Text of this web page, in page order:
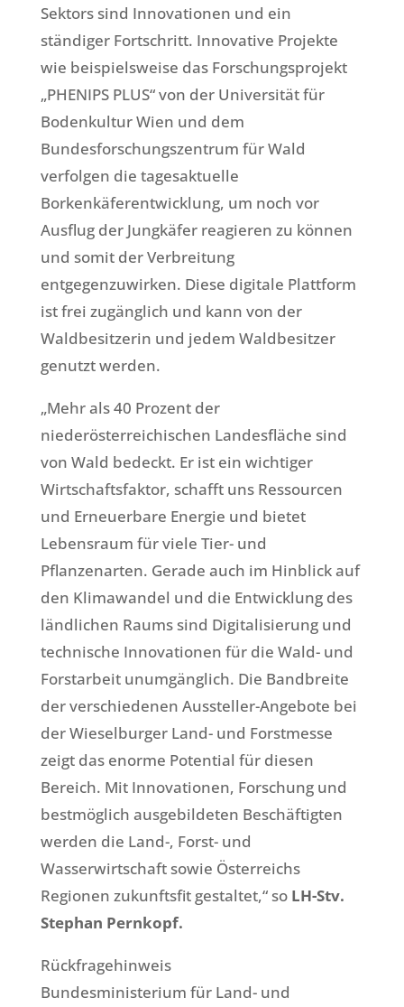
Sektors sind Innovationen und ein
ständiger Fortschritt. Innovative Projekte
wie beispielsweise das Forschungsprojekt
„PHENIPS PLUS“ von der Universität für
Bodenkultur Wien und dem
Bundesforschungszentrum für Wald
verfolgen die tagesaktuelle
Borkenkäferentwicklung, um noch vor
Ausflug der Jungkäfer reagieren zu können
und somit der Verbreitung
entgegenzuwirken. Diese digitale Plattform
ist frei zugänglich und kann von der
Waldbesitzerin und jedem Waldbesitzer
genutzt werden.
„Mehr als 40 Prozent der
niederösterreichischen Landesfläche sind
von Wald bedeckt. Er ist ein wichtiger
Wirtschaftsfaktor, schafft uns Ressourcen
und Erneuerbare Energie und bietet
Lebensraum für viele Tier- und
Pflanzenarten. Gerade auch im Hinblick auf
den Klimawandel und die Entwicklung des
ländlichen Raums sind Digitalisierung und
technische Innovationen für die Wald- und
Forstarbeit unumgänglich. Die Bandbreite
der verschiedenen Aussteller-Angebote bei
der Wieselburger Land- und Forstmesse
zeigt das enorme Potential für diesen
Bereich. Mit Innovationen, Forschung und
bestmöglich ausgebildeten Beschäftigten
werden die Land-, Forst- und
Wasserwirtschaft sowie Österreichs
Regionen zukunftsfit gestaltet,“ so LH-Stv.
Stephan Pernkopf.
Rückfragehinweis
Bundesministerium für Land- und